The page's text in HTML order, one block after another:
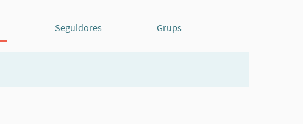
Seguidores Grups